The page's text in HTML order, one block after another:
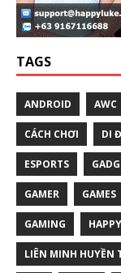
TAGS
ANDROID AWC
CÁCH CHƠI DI
ESPORTS
GAMER GAMES
GAMING
LIÊN MINH HUYỀN